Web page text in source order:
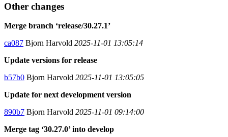
Other changes
Merge branch ‘release/30.27.1’
ca087 Bjorn Harvold 2025-11-01 13:05:14
Update versions for release
b57b0 Bjorn Harvold 2025-11-01 13:05:05
Update for next development version
890b7 Bjorn Harvold 2025-11-01 09:14:00
Merge tag ‘30.27.0’ into develop